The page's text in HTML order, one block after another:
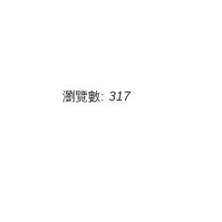
瀏覽數: 317